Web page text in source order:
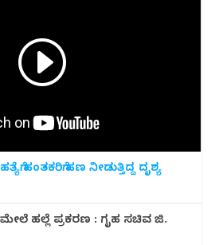
ಹಂತಕರಿಗೆ ಹಣ ನೀಡುತ್ತಿದ್ದ ದೃಶ್ಯ
ಹಲ್ಲೆ ಪ್ರಕರಣ : ಗೃಹ ಸಚಿವ ಜಿ.